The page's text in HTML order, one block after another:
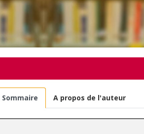
Sommaire A propos de l'auteur